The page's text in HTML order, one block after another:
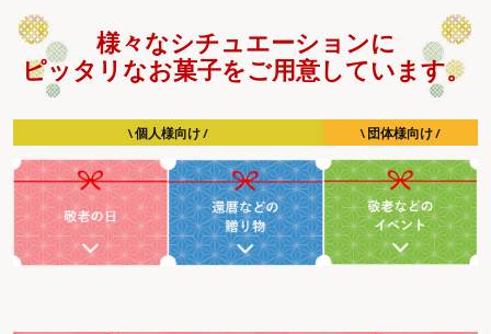
様々なシチュエーションに
ピッタリなお菓子をご用意しています。
\ 個人様向け / \ 団体様向け /